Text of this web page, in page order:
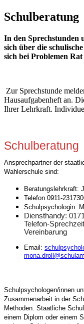
Schulberatung
In den Sprechstunden
sich über die
sich bei Problemen
Zur Sprechstunde
Hausaufgabenheft an.
Ihrer Lehrkraft.
Schulberatung
Ansprechpartner der
Wahlerschule sind:
Beratungslehrkraft:
Telefon 0911-
Schulpsychologin:
Diensthandy:
Telefon-
Vereinbarung
Email:
Schulpsychologen/innen
Zusammenarbeit in der
Methoden. Staatliche
einem Diplom oder einem